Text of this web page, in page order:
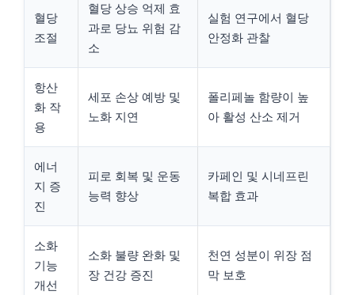
혈당
조절
혈당 상승 억제 효
과로 당뇨 위험 감
소
실험 연구에서 혈당
안정화 관찰
항산
화 작
용
세포 손상 예방 및
노화 지연
폴리페놀 함량이 높
아 활성 산소 제거
에너
지 증
진
피로 회복 및 운동
능력 향상
카페인 및 시네프린
복합 효과
소화
기능
개선
소화 불량 완화 및
장 건강 증진
천연 성분이 위장 점
막 보호